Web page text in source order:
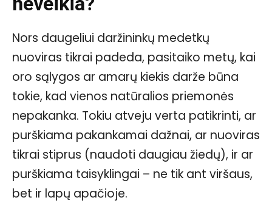
Nors daugeliui daržininkų medetkų
nuoviras tikrai padeda, pasitaiko metų, kai
oro sąlygos ar amarų kiekis darže būna
tokie, kad vienos natūralios priemonės
nepakanka. Tokiu atveju verta patikrinti, ar
purškiama pakankamai dažnai, ar nuoviras
tikrai stiprus (naudoti daugiau žiedų), ir ar
purškiama taisyklingai – ne tik ant viršaus,
bet ir lapų apačioje.